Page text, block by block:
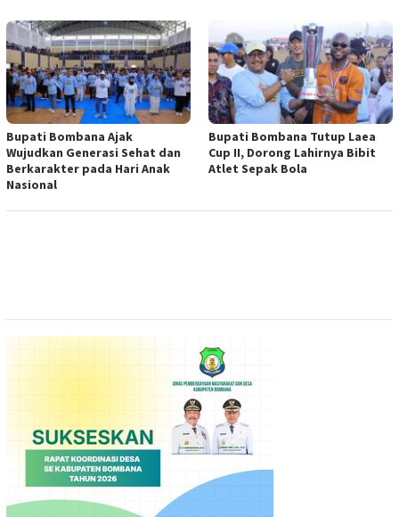
Bupati Bombana Ajak
Wujudkan Generasi Sehat dan
Berkarakter pada Hari Anak
Nasional
Bupati Bombana Tutup Laea
Cup II, Dorong Lahirnya Bibit
Atlet Sepak Bola